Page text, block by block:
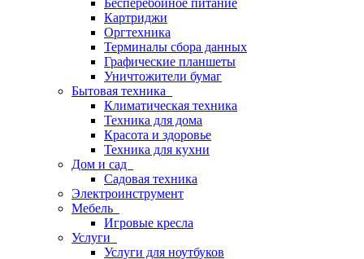
Бесперебойное питание
Картриджи
Оргтехника
Терминалы сбора данных
Графические планшеты
Уничтожители бумаг
Бытовая техника
Климатическая техника
Техника для дома
Красота и здоровье
Техника для кухни
Дом и сад
Садовая техника
Электроинструмент
Мебель
Игровые кресла
Услуги
Услуги для ноутбуков